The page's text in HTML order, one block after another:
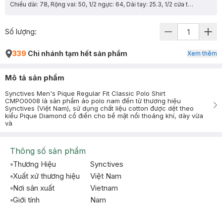
Chiều dài: 78, Rộng vai: 50, 1/2 ngực: 64, Dài tay: 25.3, 1/2 cửa tay: 19.4
Số lượng:
339 Chi nhánh tạm hết sản phẩm Xem thêm
Mô tả sản phẩm
Synctives Men's Pique Regular Fit Classic Polo Shirt
CMPO0008 là sản phẩm áo polo nam đến từ thương hiệu
Synctives (Việt Nam), sử dụng chất liệu cotton được dệt theo
kiểu Pique Diamond cổ điển cho bề mặt nổi thoáng khí, dày vừa
và
Thông số sản phẩm
Thương Hiệu
Synctives
Xuất xứ thương hiệu
Việt Nam
Nơi sản xuất
Vietnam
Giới tính
Nam